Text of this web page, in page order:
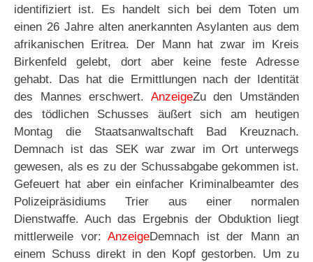
identifiziert ist. Es handelt sich bei dem Toten um
einen 26 Jahre alten anerkannten Asylanten aus dem
afrikanischen Eritrea. Der Mann hat zwar im Kreis
Birkenfeld gelebt, dort aber keine feste Adresse
gehabt. Das hat die Ermittlungen nach der Identität
des Mannes erschwert. AnzeigeZu den Umständen
des tödlichen Schusses äußert sich am heutigen
Montag die Staatsanwaltschaft Bad Kreuznach.
Demnach ist das SEK war zwar im Ort unterwegs
gewesen, als es zu der Schussabgabe gekommen ist.
Gefeuert hat aber ein einfacher Kriminalbeamter des
Polizeipräsidiums Trier aus einer normalen
Dienstwaffe. Auch das Ergebnis der Obduktion liegt
mittlerweile vor: AnzeigeDemnach ist der Mann an
einem Schuss direkt in den Kopf gestorben. Um zu